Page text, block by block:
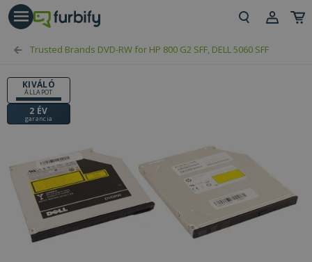
Trusted Brands DVD-RW for HP 800 G2 SFF, DELL 5060 SFF
KIVÁLÓ
ÁLLAPOT
2 ÉV
garancia
gomb